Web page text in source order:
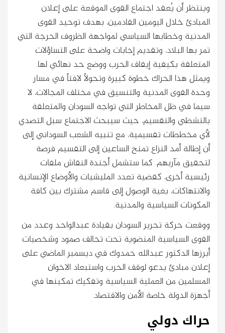
وينتظر أن يُعقد اجتماع القوى الموقعة على إعلان
المبادئ خلال اليومين القادمين، بهدف توحيد القوى
المدنية وخطابها السياسي لمواجهة الظروف الحرجة التي
تمر بها البلاد، وتقديم إجابات واضحة على التساؤلات
المتعلقة بكيفية إيقاف الحرب ووضع حد نهائي لها.
ويمثل هذا الحراك خطوة كبيرة وتحولاً لافتاً في مسار
وحدة القوى المدنية والتنسيق في مختلف المجالات، لا
سيما في ظل المخاطر التي تواجه السودان والمتعلقة
بالتشظي والتقسيم، حيث سيبحث الاجتماع سبل التصدي
لأي مخططات تقسيمية، مع تنبيه الشعب السوداني إلى
أن إطالة أمد النزاع تمنح الساعين إلى التقسيم فرصة
لتحقيق مآربهم. كما ستشمل أجندة النقاش ملفات
رئيسية أخرى، كقضية تعدد المليشيات والأوضاع الإنسانية
والانتهاكات، بغية الوصول إلى قاسم مشترك بين كافة
المكونات السياسية والمدنية.
ووقعت حركة تحرير السودان بقيادة عبدالواحد وعدد من
القوى السياسية المنضوية تحت تحالف صمود وشخصيات
أبرزها الدكتور عبدالله حمدوك في ديسمبر الماضي على
إعلان مبادئ يدعو لوقف الحرب واستبعاد الاخوان
المسلمين من العملية السياسية وتفكيك تمكينها في
أجهزة الدولة خاصة الأمن والاقتصاد.
حراك دولي